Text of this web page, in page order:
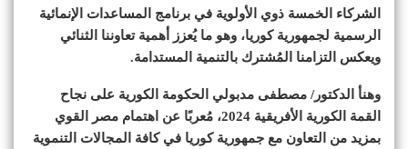
الشركاء الخمسة ذوي الأولوية في برنامج المساعدات الإنمائية
الرسمية لجمهورية كوريا، وهو ما يُعزز أهمية تعاوننا الثنائي
ويعكس التزامنا المُشترك بالتنمية المستدامة.
وهنأ الدكتور/ مصطفى مدبولي الحكومة الكورية على نجاح
القمة الكورية الأفريقية 2024، مُعربًا عن اهتمام مصر القوي
بمزيد من التعاون مع جمهورية كوريا في كافة المجالات التنموية